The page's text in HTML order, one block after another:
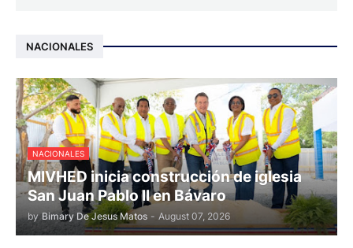
NACIONALES
NACIONALES
MIVHED inicia construcción de iglesia
San Juan Pablo II en Bávaro
by Bimary De Jesus Matos - August 07, 2026